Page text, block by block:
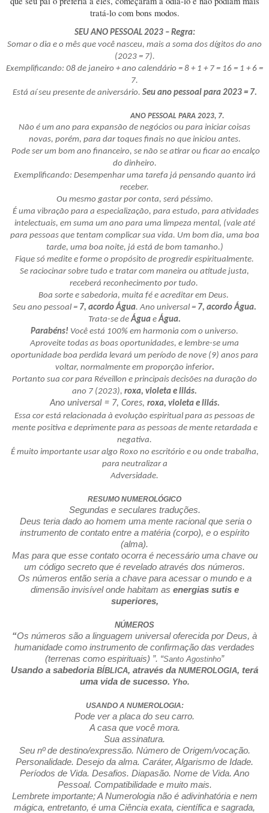
tratá-lo com bons modos.
SEU ANO PESSOAL 2023 – Regra:
Somar o dia e o mês que você nasceu, mais a soma dos dígitos do ano
(2023 = 7).
Exemplificando: 08 de janeiro + ano calendário = 8 + 1 + 7 = 16 = 1 + 6 =
7.
Está aí seu presente de aniversário. Seu ano pessoal para 2023 = 7.
ANO PESSOAL PARA 2023, 7.
Não é um ano para expansão de negócios ou para iniciar coisas
novas, porém, para dar toques finais no que iniciou antes.
Pode ser um bom ano financeiro, se não se atirar ou ficar ao encalço
do dinheiro.
Exemplificando: Desempenhar uma tarefa já pensando quanto irá
receber.
Ou mesmo gastar por conta, será péssimo.
É uma vibração para a especialização, para estudo, para atividades
intelectuais, em suma um ano para uma limpeza mental, (vale até
para pessoas que tentam complicar sua vida. Um bom dia, uma boa
tarde, uma boa noite, já está de bom tamanho.)
Fique só medite e forme o propósito de progredir espiritualmente.
Se raciocinar sobre tudo e tratar com maneira ou atitude justa,
receberá reconhecimento por tudo.
Boa sorte e sabedoria, muita fé e acreditar em Deus.
Seu ano pessoal = 7, acordo Água. Ano universal = 7, acordo Água.
Trata-se deÁgua eÁgua.
Parabéns! Você está 100% em harmonia com o universo.
Aproveite todas as boas oportunidades, e lembre-se uma
oportunidade boa perdida levará um período de nove (9) anos para
voltar, normalmente em proporção inferior.
Portanto sua cor para Réveillon e principais decisões na duração do
ano 7 (2023), roxa, violeta e lilás.
Ano universal = 7, Cores, roxa, violeta e lilás.
Essa cor está relacionada à evolução espiritual para as pessoas de
mente positiva e deprimente para as pessoas de mente retardada e
negativa.
É muito importante usar algo Roxo no escritório e ou onde trabalha,
para neutralizar a
Adversidade.
RESUMO NUMEROLÓGICO
Segundas e seculares traduções.
Deus teria dado ao homem uma mente racional que seria o
instrumento de contato entre a matéria (corpo), e o espírito
(alma).
Mas para que esse contato ocorra é necessário uma chave ou
um código secreto que é revelado através dos números.
Os números então seria a chave para acessar o mundo e a
dimensão invisível onde habitam as energias sutis e
superiores,
NÚMEROS
“Os números são a linguagem universal oferecida por Deus, à
humanidade como instrumento de confirmação das verdades
(terrenas como espirituais) ”. “Santo Agostinho”
Usando a sabedoria BÍBLICA, através da NUMEROLOGIA, terá
uma vida de sucesso. Yho.
USANDO A NUMEROLOGIA:
Pode ver a placa do seu carro.
A casa que você mora.
Sua assinatura.
Seu nº de destino/expressão. Número de Origem/vocação.
Personalidade. Desejo da alma. Caráter, Algarismo de Idade.
Períodos de Vida. Desafios. Diapasão. Nome de Vida. Ano
Pessoal. Compatibilidade e muito mais.
Lembrete importante; A Numerologia não é adivinhatória e nem
mágica, entretanto, é uma Ciência exata, científica e sagrada,